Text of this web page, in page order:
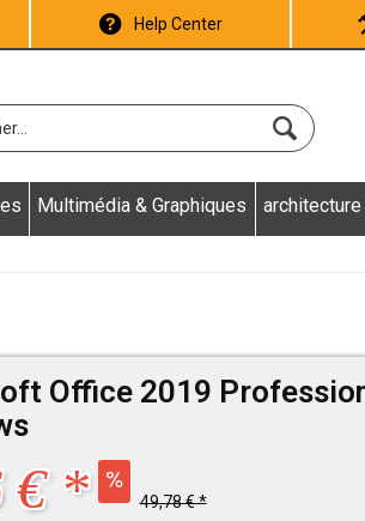
Help Center
Multimédia & Graphiques
Office 2019
€ * 49,78 € *